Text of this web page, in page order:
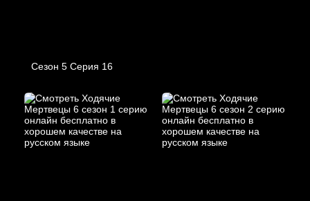
Сезон 5 Серия 16